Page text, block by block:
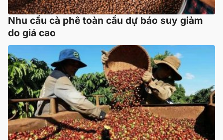
Nhu cầu cà phê toàn cầu dự báo suy giảm
do giá cao